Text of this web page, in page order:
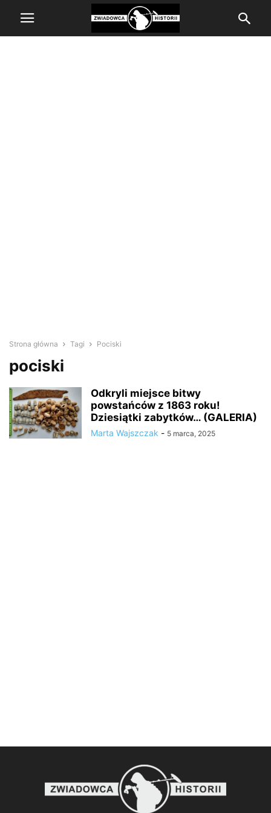
Strona główna Tagi Pociski
pociski
Odkryli miejsce bitwy
powstańców z 1863 roku!
Dziesiątki zabytków… (GALERIA)
Marta Wajszczak - 5 marca, 2025